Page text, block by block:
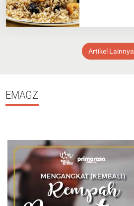
Artikel Lainnya
EMAGZ